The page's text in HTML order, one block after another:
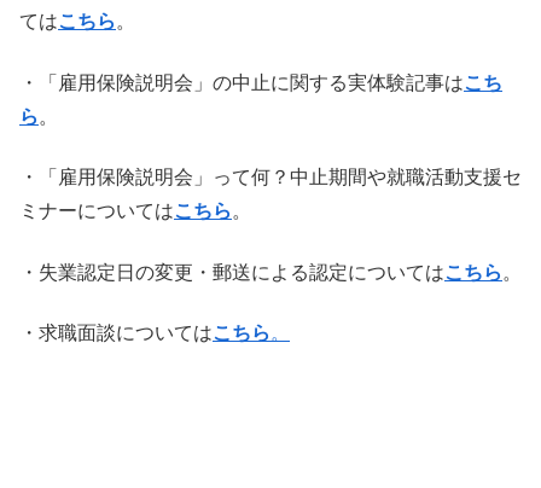
てはこちら。
・「雇用保険説明会」の中止に関する実体験記事はこち
ら 。
・「雇用保険説明会」って何？中止期間や就職活動支援セ
ミナーについてはこちら 。
・失業認定日の変更・郵送による認定についてはこ ちら 。
・求職面談についてはこちら 。